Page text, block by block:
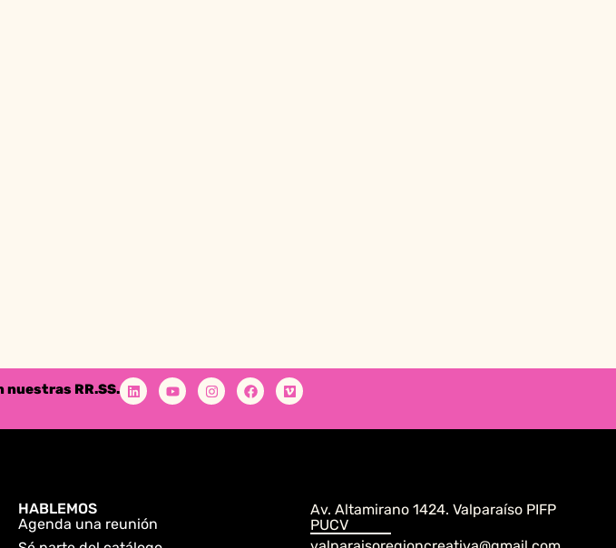
nuestras RR.SS.
HABLEMOS
Agenda una reunión
Av. Altamirano 1424. Valparaíso PIFP
PUCV